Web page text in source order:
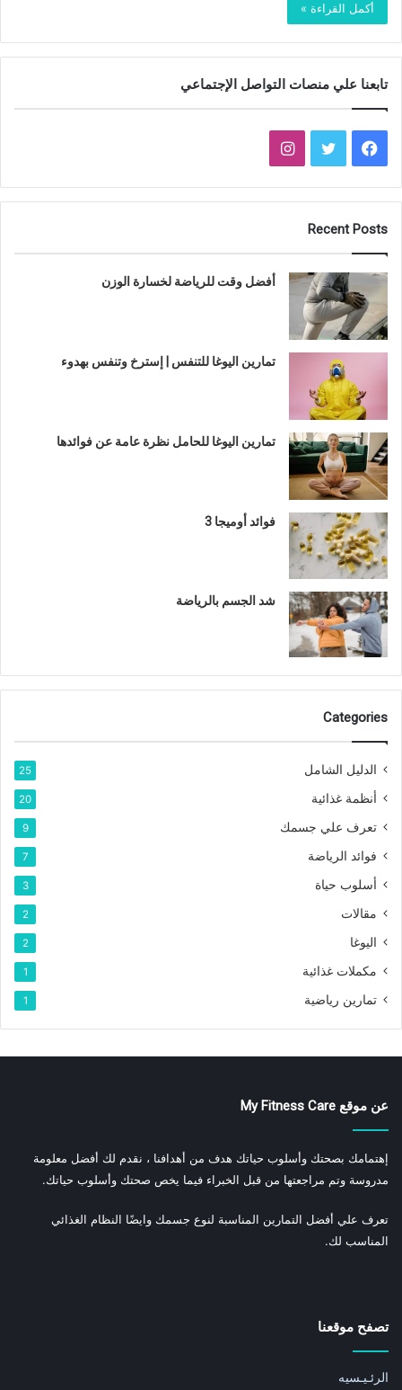
أكمل القراءة »
تابعنا علي منصات التواصل الإجتماعي
فيسبوك تويتر انستقرام
Recent Posts
أفضل وقت للرياضة لخسارة الوزن
تمارين اليوغا للتنفس | إسترخ وتنفس بهدوء
تمارين اليوغا للحامل نظرة عامة عن فوائدها
فوائد أوميجا 3
شد الجسم بالرياضة
Categories
الدليل الشامل 25
أنظمة غذائية 20
تعرف علي جسمك 9
فوائد الرياضة 7
أسلوب حياة 3
مقالات 2
اليوغا 2
مكملات غذائية 1
تمارين رياضية 1
عن موقع My Fitness Care
إهتمامك بصحتك وأسلوب حياتك هدف من أهدافنا ، نقدم لك أفضل معلومة
مدروسة وتم مراجعتها من قبل الخبراء فيما يخص صحتك وأسلوب حياتك.
تعرف علي أفضل التمارين المناسبة لنوع جسمك وايضًا النظام الغذائي
المناسب لك.
تصفح موقعنا
الرئـيـسيه